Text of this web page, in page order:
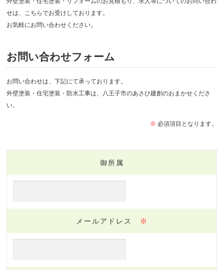
せは、こちらでお受けしております。
お気軽にお問い合わせください。
お問い合わせフォーム
お問い合わせは、下記にて承っております。
外壁塗装・住宅塗装・防水工事は、八王子市のあさひ建創のおまかせくださ
い。
※ 必須項目となります。
御所属
メールアドレス ※